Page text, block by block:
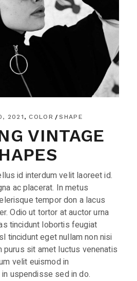
2021 COLOR SHAPE
VINTAGE
id interdum velit laoreet id.
ac placerat. In metus
tempor don a lacus
Odio ut tortor at auctor urna
tincidunt lobortis feugiat
tincidunt eget nullam non nisi
purus sit amet luctus venenatis
velit euismod in
uspendisse sed in do.